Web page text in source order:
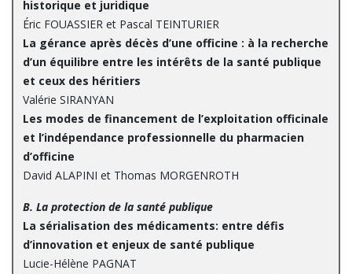
historique et juridique
Éric FOUASSIER et Pascal TEINTURIER
La gérance après décès d’une officine : à la recherche
d’un équilibre entre les intérêts de la santé publique
et ceux des héritiers
Valérie SIRANYAN
Les modes de financement de l’exploitation officinale
et l’indépendance professionnelle du pharmacien
d’officine
David ALAPINI et Thomas MORGENROTH
B. La protection de la santé publique
La sérialisation des médicaments: entre défis
d’innovation et enjeux de santé publique
Lucie-Hélène PAGNAT